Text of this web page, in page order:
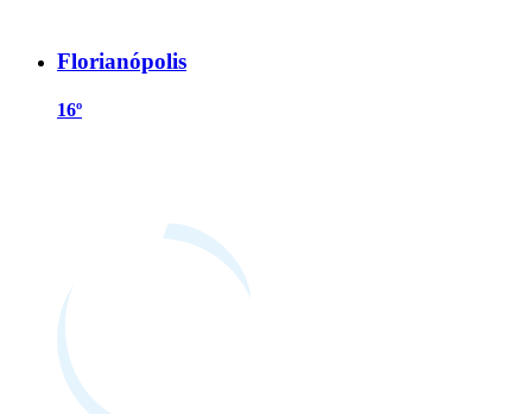
Florianópolis
16º